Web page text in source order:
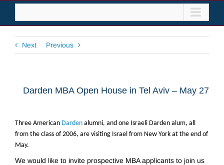
Previous
Next
Darden MBA Open House in Tel Aviv – May 27
Three American Darden alumni, and one Israeli Darden alum, all
from the class of 2006, are visiting Israel from New York at the end of
May.
We would like to invite prospective MBA applicants to join us